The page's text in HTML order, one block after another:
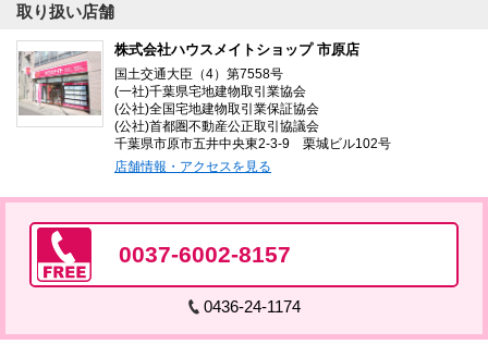
取り扱い店舗
株式会社ハウスメイトショップ 市原店
国土交通大臣（4）第7558号
(一社)千葉県宅地建物取引業協会
(公社)全国宅地建物取引業保証協会
(公社)首都圏不動産公正取引協議会
千葉県市原市五井中央東2-3-9 栗城ビル102号
店舗情報・アクセスを見る
0037-6002-8157
0436-24-1174